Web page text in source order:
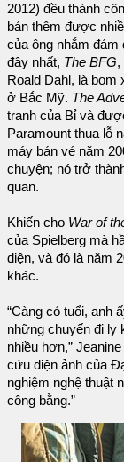
2012) đều thành
bán thêm được
của ông nhắm đám
đây nhất, The BFG,
Roald Dahl, là bom
ở Bắc Mỹ. The
tranh của Bỉ và
Paramount thua lỗ
máy bán vé năm
chuyện; nó trở
quan.
Khiến cho War of
của Spielberg mà
diện, và đó là năm
khác.
“Càng có tuổi, anh
những chuyến đi ly
nhiều hơn,”
cứu điện ảnh của
nghiệm nghệ thuật
công bằng.”